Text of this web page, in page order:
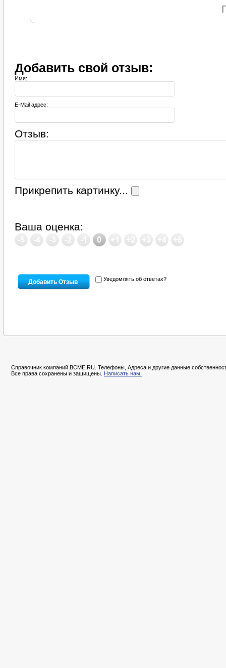
Добавить свой отзыв:
Имя:
E-Mail адрес:
Отзыв:
Прикрепить картинку...
Ваша оценка:
Уведомлять об ответах?
Справочник компаний BCME.RU. Телефоны, Адреса и другие данные
Все права сохранены и защищены. Написать нам.